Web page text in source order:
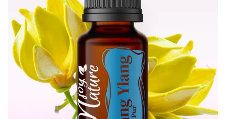
Rose - instrumentul iubirii
Chakrele si Uleiurile Esentiale
Arome tomnatice pentru încălzirea
sufletului
Uleiul esențial de Ravintsara
Lună plină, bine ai revenit, te simt
Uleiul esenţial de Tămâie